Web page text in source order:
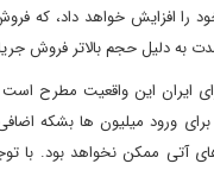
را افزایش خواهد داد، که
به دلیل حجم بالاتر فروش
ایران این واقعیت مطرح
برای ورود میلیون ها بشکه